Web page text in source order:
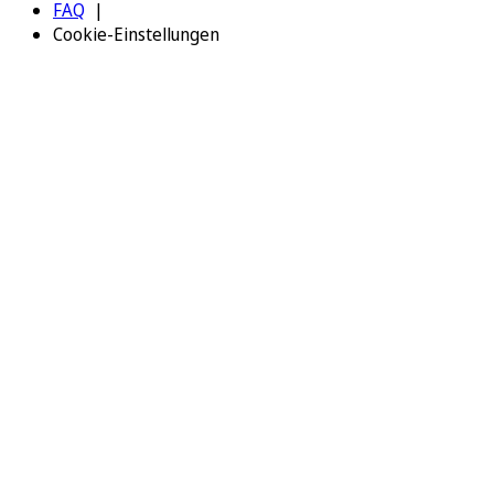
FAQ
Cookie-Einstellungen